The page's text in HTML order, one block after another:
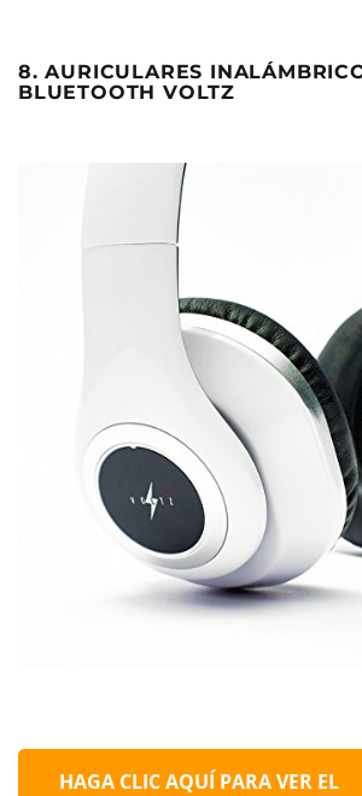
8. AURICULARES
BLUETOOTH VOLTZ
HAGA CLIC AQUÍ PARA VER EL